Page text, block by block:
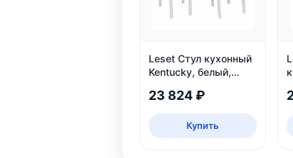
Leset Стул кухонный
Kentucky, белый,
23 824 ₽
Купить